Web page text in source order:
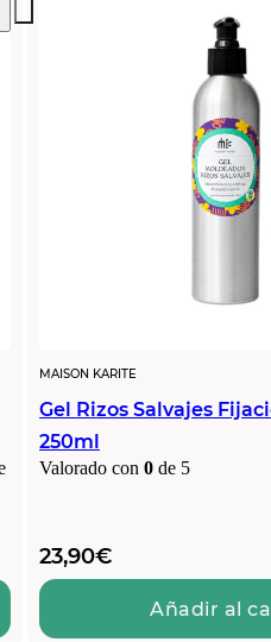
MAISON KARITE
Gel Rizos Salvajes
250ml
Valorado con 0 de 5
23,90€
Añadir al